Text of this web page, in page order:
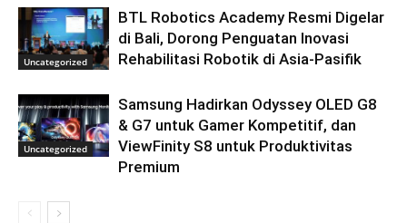
Uncategorized
BTL Robotics Academy Resmi Digelar
di Bali, Dorong Penguatan Inovasi
Rehabilitasi Robotik di Asia-Pasifik
Uncategorized
Samsung Hadirkan Odyssey OLED G8
& G7 untuk Gamer Kompetitif, dan
ViewFinity S8 untuk Produktivitas
Premium